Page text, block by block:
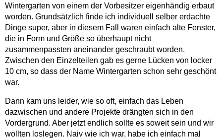
Wintergarten von einem der Vorbesitzer eigenhändig erbaut
worden. Grundsätzlich finde ich individuell selber erdachte
Dinge super, aber in diesem Fall waren einfach alte Fenster,
die in Form und Größe so überhaupt nicht
zusammenpassten aneinander geschraubt worden.
Zwischen den Einzelteilen gab es gerne Lücken von locker
10 cm, so dass der Name Wintergarten schon sehr geschönt
war.
Dann kam uns leider, wie so oft, einfach das Leben
dazwischen und andere Projekte drängten sich in den
Vordergrund. Aber jetzt endlich sollte es soweit sein und wir
wollten loslegen. Naiv wie ich war, habe ich einfach mal